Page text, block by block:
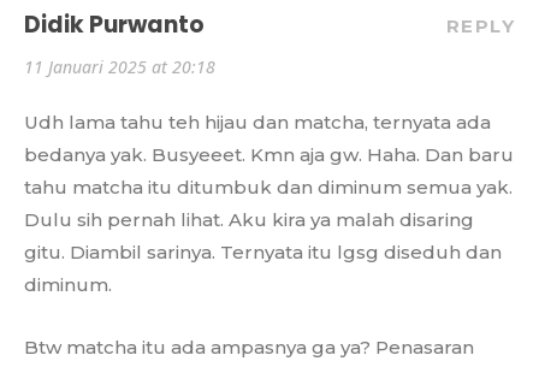
Didik Purwanto
11 Januari 2025 at 20:18
REPLY
Udh lama tahu teh hijau dan matcha, ternyata ada
bedanya yak. Busyeeet. Kmn aja gw. Haha. Dan baru
tahu matcha itu ditumbuk dan diminum semua yak.
Dulu sih pernah lihat. Aku kira ya malah disaring
gitu. Diambil sarinya. Ternyata itu lgsg diseduh dan
diminum.
Btw matcha itu ada ampasnya ga ya? Penasaran